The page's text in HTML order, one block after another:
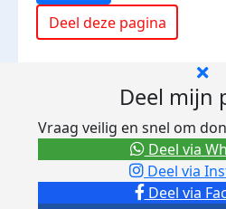
Deel deze pagina
Deel mijn
Vraag veilig en snel om
Deel via
Deel via
Deel via